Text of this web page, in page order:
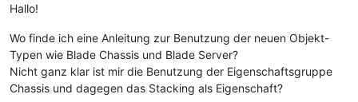
Hallo!
Wo finde ich eine Anleitung zur Benutzung der neuen Objekt-
Typen wie Blade Chassis und Blade Server?
Nicht ganz klar ist mir die Benutzung der Eigenschaftsgruppe
Chassis und dagegen das Stacking als Eigenschaft?